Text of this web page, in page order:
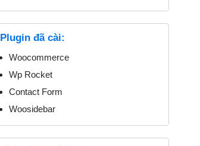
Plugin đã cài:
Woocommerce
Wp Rocket
Contact Form
Woosidebar